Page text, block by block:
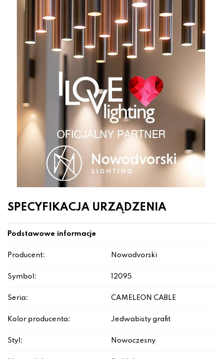
SPECYFIKACJA URZĄDZENIA
Podstawowe informacje
Producent: Nowodvorski
Symbol: 12095
Seria: CAMELEON CABLE
Kolor producenta: Jedwabisty grafit
Styl: Nowoczesny